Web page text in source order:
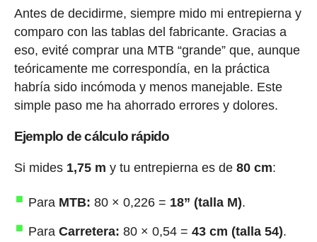
Antes de decidirme, siempre mido mi entrepierna y
comparo con las tablas del fabricante. Gracias a
eso, evité comprar una MTB “grande” que, aunque
teóricamente me correspondía, en la práctica
habría sido incómoda y menos manejable. Este
simple paso me ha ahorrado errores y dolores.
Ejemplo de cálculo rápido
Si mides 1,75 m y tu entrepierna es de 80 cm:
Para MTB: 80 × 0,226 = 18” (talla M).
Para Carretera: 80 × 0,54 = 43 cm (talla 54).